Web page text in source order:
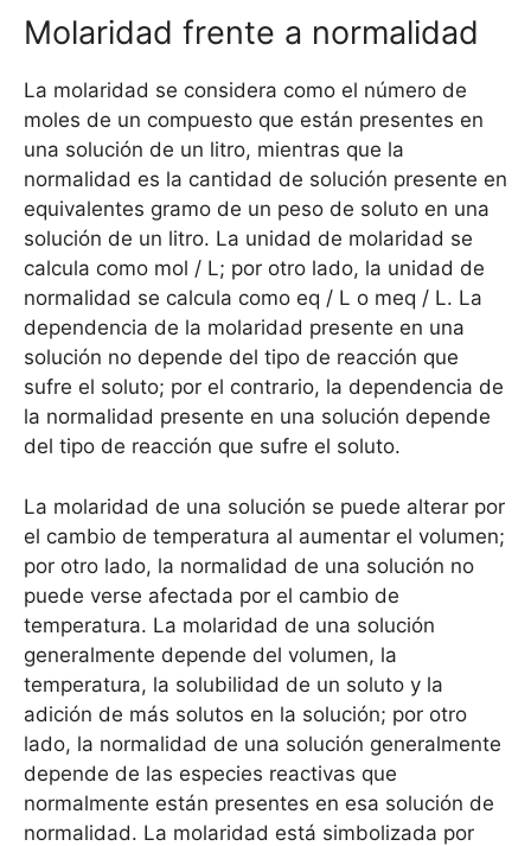
Molaridad frente a normalidad
La molaridad se considera como el número de
moles de un compuesto que están presentes en
una solución de un litro, mientras que la
normalidad es la cantidad de solución presente en
equivalentes gramo de un peso de soluto en una
solución de un litro. La unidad de molaridad se
calcula como mol / L; por otro lado, la unidad de
normalidad se calcula como eq / L o meq / L. La
dependencia de la molaridad presente en una
solución no depende del tipo de reacción que
sufre el soluto; por el contrario, la dependencia de
la normalidad presente en una solución depende
del tipo de reacción que sufre el soluto.
La molaridad de una solución se puede alterar por
el cambio de temperatura al aumentar el volumen;
por otro lado, la normalidad de una solución no
puede verse afectada por el cambio de
temperatura. La molaridad de una solución
generalmente depende del volumen, la
temperatura, la solubilidad de un soluto y la
adición de más solutos en la solución; por otro
lado, la normalidad de una solución generalmente
depende de las especies reactivas que
normalmente están presentes en esa solución de
normalidad. La molaridad está simbolizada por